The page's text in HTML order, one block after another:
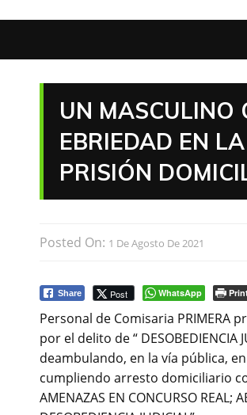
UN MASCULINO
EBRIEDAD EN
PRISIÓN
Posted On: 1 De Agosto De 2021
Share Post WhatsApp
Personal de Comisaria PRIMERA
por el delito de “
deambulando, en la vía pública,
cumpliendo arresto domiciliario
AMENAZAS EN CONCURSO REAL;